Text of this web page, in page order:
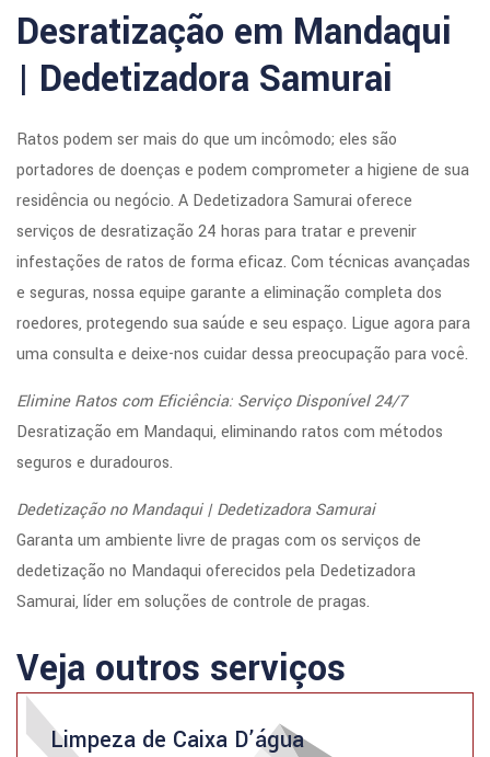
Desratização em Mandaqui
| Dedetizadora Samurai
Ratos podem ser mais do que um incômodo; eles são
portadores de doenças e podem comprometer a higiene de sua
residência ou negócio. A Dedetizadora Samurai oferece
serviços de desratização 24 horas para tratar e prevenir
infestações de ratos de forma eficaz. Com técnicas avançadas
e seguras, nossa equipe garante a eliminação completa dos
roedores, protegendo sua saúde e seu espaço. Ligue agora para
uma consulta e deixe-nos cuidar dessa preocupação para você.
Elimine Ratos com Eficiência: Serviço Disponível 24/7
Desratização em Mandaqui, eliminando ratos com métodos
seguros e duradouros.
Dedetização no Mandaqui | Dedetizadora Samurai
Garanta um ambiente livre de pragas com os serviços de
dedetização no Mandaqui oferecidos pela Dedetizadora
Samurai, líder em soluções de controle de pragas.
Veja outros serviços
Limpeza de Caixa D’água